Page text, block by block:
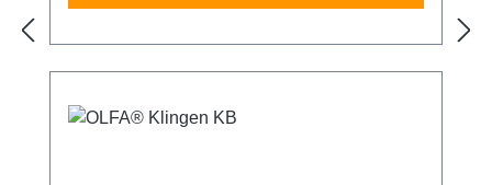
Reichweite von Kindern aufbewahren!